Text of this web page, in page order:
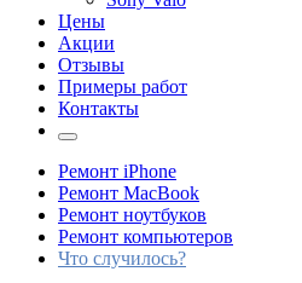
Цены
Акции
Отзывы
Примеры работ
Контакты
Ремонт iPhone
Ремонт MacBook
Ремонт ноутбуков
Ремонт компьютеров
Что случилось?